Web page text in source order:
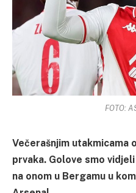
FOTO:
Večerašnjim utakmicama
prvaka. Golove smo
na onom u Bergamu u